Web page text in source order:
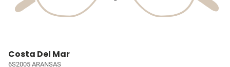
Costa Del Mar
6S2005 ARANSAS